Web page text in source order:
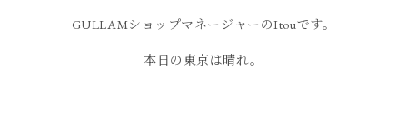
GULLAMショップマネージャーのItouです。
本日の東京は晴れ。